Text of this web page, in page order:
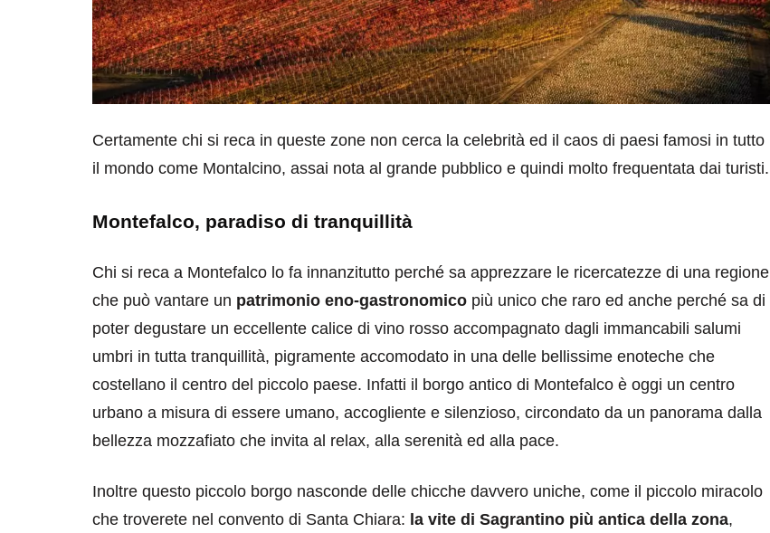
Certamente chi si reca in queste zone non cerca la celebrità ed il caos di paesi famosi in tutto
il mondo come Montalcino, assai nota al grande pubblico e quindi molto frequentata dai turisti.
Montefalco, paradiso di tranquillità
Chi si reca a Montefalco lo fa innanzitutto perché sa apprezzare le ricercatezze di una regione
che può vantare un patrimonio eno-gastronomico più unico che raro ed anche perché sa di
poter degustare un eccellente calice di vino rosso accompagnato dagli immancabili salumi
umbri in tutta tranquillità, pigramente accomodato in una delle bellissime enoteche che
costellano il centro del piccolo paese. Infatti il borgo antico di Montefalco è oggi un centro
urbano a misura di essere umano, accogliente e silenzioso, circondato da un panorama dalla
bellezza mozzafiato che invita al relax, alla serenità ed alla pace.
Inoltre questo piccolo borgo nasconde delle chicche davvero uniche, come il piccolo miracolo
che troverete nel convento di Santa Chiara: la vite di Sagrantino più antica della zona,
il Louvre in
di 4 ore
Paros e la Grecia di
Immaturi il Viaggio
Eventi di aprile 2026 a
Rimini e dintorni